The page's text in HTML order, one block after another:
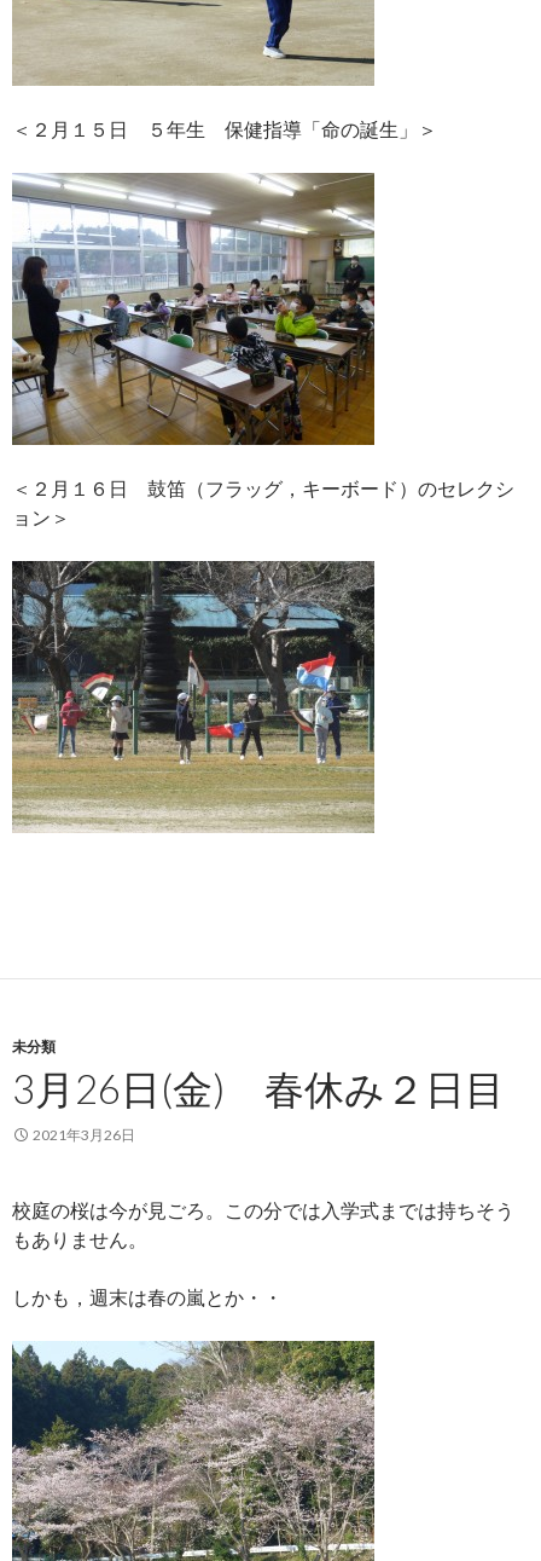
＜２月１５日 ５年生 保健指導「命の誕生」＞
＜２月１６日 鼓笛（フラッグ，キーボード）のセレクシ
ョン＞
未分類
3月26日(金) 春休み２日目
2021年3月26日
校庭の桜は今が見ごろ。この分では入学式までは持ちそう
もありません。
しかも，週末は春の嵐とか・・